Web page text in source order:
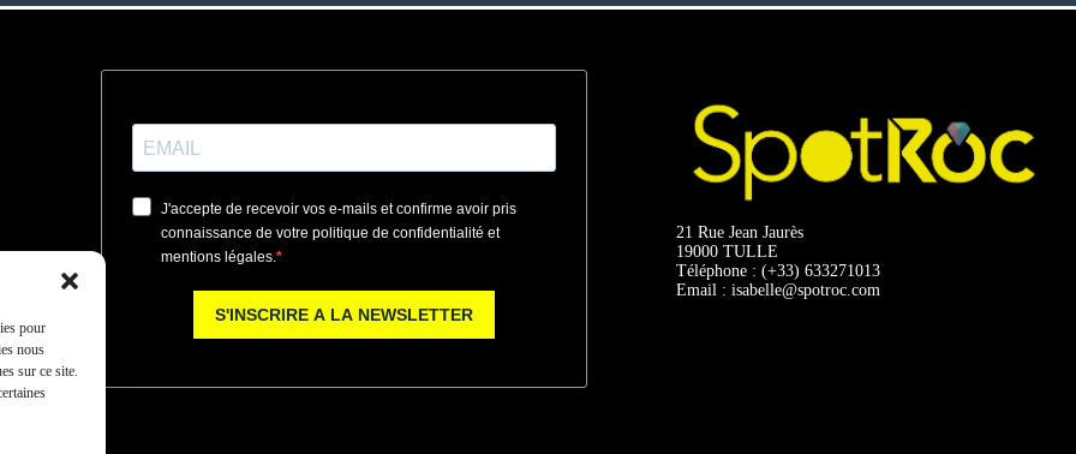
pour
nous
sur ce site.
21 Rue Jean Jaurès
19000 TULLE
Téléphone : (+33) 633271013
Email : isabelle@spotroc.com